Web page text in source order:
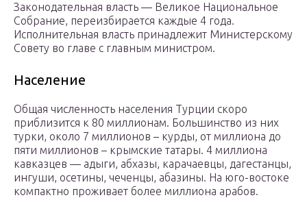
Законодательная власть — Великое Национальное
Собрание, переизбирается каждые 4 года.
Исполнительная власть принадлежит Министерскому
Совету во главе с главным министром.
Население
Общая численность населения Турции скоро
приблизится к 80 миллионам. Большинство из них
турки, около 7 миллионов – курды, от миллиона до
пяти миллионов – крымские татары. 4 миллиона
кавказцев — адыги, абхазы, карачаевцы, дагестанцы,
ингуши, осетины, чеченцы, абазины. На юго-востоке
компактно проживает более миллиона арабов.